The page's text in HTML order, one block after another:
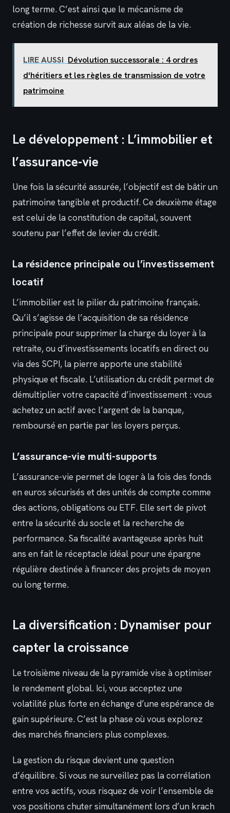
long terme. C’est ainsi que le mécanisme de
création de richesse survit aux aléas de la vie.
LIRE AUSSI Dévolution successorale : 4 ordres
d'héritiers et les règles de transmission de votre
patrimoine
Le développement : L’immobilier et
l’assurance-vie
Une fois la sécurité assurée, l’objectif est de bâtir un
patrimoine tangible et productif. Ce deuxième étage
est celui de la constitution de capital, souvent
soutenu par l’effet de levier du crédit.
La résidence principale ou l’investissement
locatif
L’immobilier est le pilier du patrimoine français.
Qu’il s’agisse de l’acquisition de sa résidence
principale pour supprimer la charge du loyer à la
retraite, ou d’investissements locatifs en direct ou
via des SCPI, la pierre apporte une stabilité
physique et fiscale. L’utilisation du crédit permet de
démultiplier votre capacité d’investissement : vous
achetez un actif avec l’argent de la banque,
remboursé en partie par les loyers perçus.
L’assurance-vie multi-supports
L’assurance-vie permet de loger à la fois des fonds
en euros sécurisés et des unités de compte comme
des actions, obligations ou ETF. Elle sert de pivot
entre la sécurité du socle et la recherche de
performance. Sa fiscalité avantageuse après huit
ans en fait le réceptacle idéal pour une épargne
régulière destinée à financer des projets de moyen
ou long terme.
La diversification : Dynamiser pour
capter la croissance
Le troisième niveau de la pyramide vise à optimiser
le rendement global. Ici, vous acceptez une
volatilité plus forte en échange d’une espérance de
gain supérieure. C’est la phase où vous explorez
des marchés financiers plus complexes.
La gestion du risque devient une question
d’équilibre. Si vous ne surveillez pas la corrélation
entre vos actifs, vous risquez de voir l’ensemble de
vos positions chuter simultanément lors d’un krach